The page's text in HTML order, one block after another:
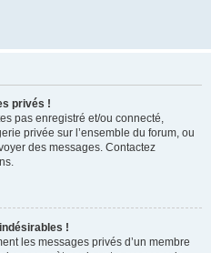
privés !
pas enregistré et/ou connecté,
privée sur l’ensemble du forum, ou
des messages. Contactez
!
les messages privés d’un membre